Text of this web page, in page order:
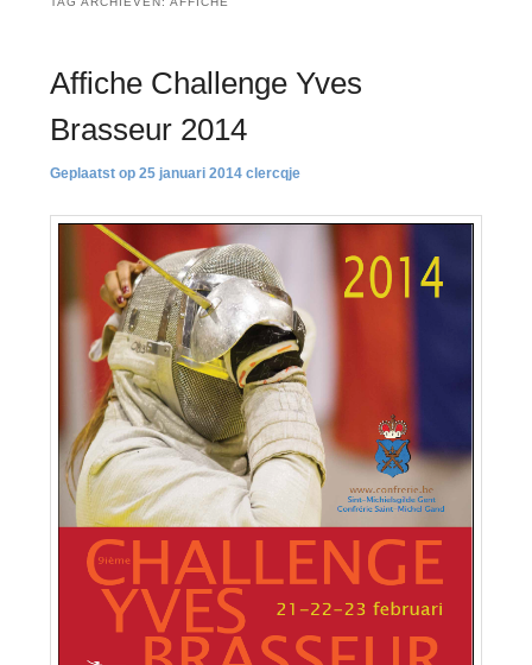
Affiche Challenge Yves
Brasseur 2014
25 januari 2014 clercqje